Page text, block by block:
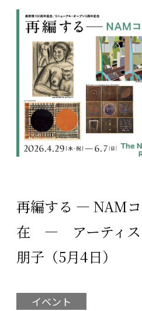
再編する ― NAM
在 ― アーティス
朋子（5月4日）
イベント